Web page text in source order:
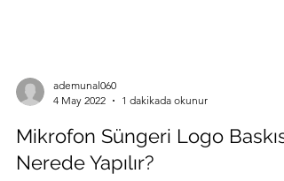
ademunal060
4 May 2022
1 dakikada okunur